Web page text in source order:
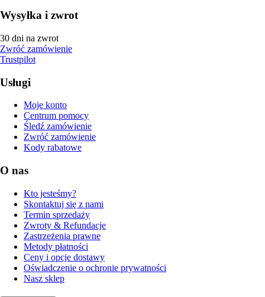
Wysyłka i zwrot
30 dni na zwrot
Zwróć zamówienie
Trustpilot
Usługi
Moje konto
Centrum pomocy
Śledź zamówienie
Zwróć zamówienie
Kody rabatowe
O nas
Kto jesteśmy?
Skontaktuj się z nami
Termin sprzedaży
Zwroty & Refundacje
Zastrzeżenia prawne
Metody płatności
Ceny i opcje dostawy
Oświadczenie o ochronie prywatności
Nasz sklep